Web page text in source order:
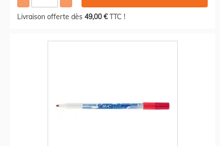
Livraison offerte dès 49,00 €TTC !